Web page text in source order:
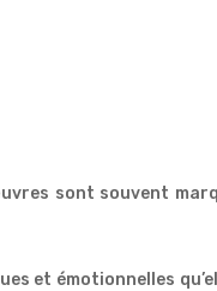
sont souvent
et émotionnelles